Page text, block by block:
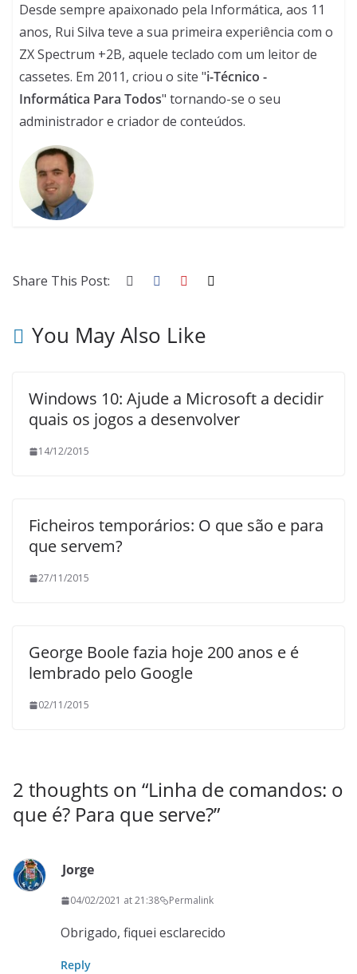
Desde sempre apaixonado pela Informática, aos 11
anos, Rui Silva teve a sua primeira experiência com o
ZX Spectrum +2B, aquele teclado com um leitor de
cassetes. Em 2011, criou o site "i-Técnico -
Informática Para Todos" tornando-se o seu
administrador e criador de conteúdos.
Share This Post:
You May Also Like
Windows 10: Ajude a Microsoft a decidir
quais os jogos a desenvolver
14/12/2015
Ficheiros temporários: O que são e para
que servem?
27/11/2015
George Boole fazia hoje 200 anos e é
lembrado pelo Google
02/11/2015
2 thoughts on “Linha de comandos: o
que é? Para que serve?”
Jorge
04/02/2021 at 21:38 Permalink
Obrigado, fiquei esclarecido
Reply